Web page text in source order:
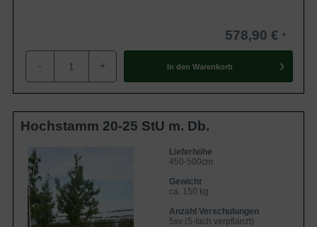
578,90 €
- + In den Warenkorb
Hochstamm 20-25 StU m. Db.
Lieferhöhe
450-500cm
Gewicht
ca. 150 kg
Anzahl Verschulungen
5xv (5-fach verpflanzt)